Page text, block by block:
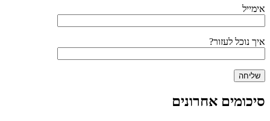
אימייל
איך נוכל לעזור?
סיכומים אחרונים